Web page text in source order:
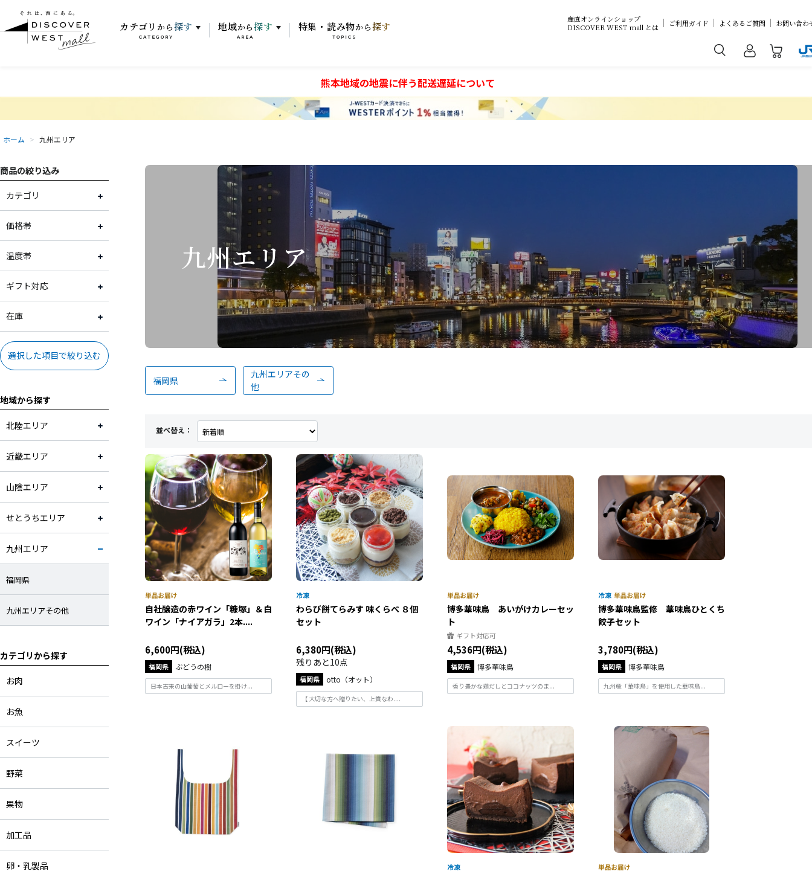
カテゴリ から 探す
CATEGORY
地域から 探す
AREA
特集・読み物から 探す
TOPICS
産直オンラインショップ
DISCOVER WEST mall とは
ご利用ガイド よくあるご質問 お問い合わ
熊本地域の地震に伴う配送遅延について
ホーム > 九州エリア
商品の絞り込み
カテゴリ
お肉
お魚
スイーツ
果物
加工品
調味料
価格帯
～2,000円
2,001円～3,000円
3,001円～4,000円
4,001円～5,000円
10,001円～
温度帯
常温
冷蔵
冷凍
ギフト対応
ギフト対応可
ギフト対応不可
在庫
在庫あり
選択した項目で絞り込む
地域から探す
北陸エリア
近畿エリア
山陰エリア
せとうちエリア
九州エリア
福岡県
九州エリアその他
カテゴリから探す
お肉
お魚
スイーツ
野菜
果物
加工品
卵・乳製品
九州エリア
福岡県
九州エリアその
他
並べ替え：
自社醸造の赤ワイン「糠塚」＆白
ワイン「ナイアガラ」2本....
6,600円(税込)
福岡県 ぶどうの樹
日本古来の山葡萄とメルローを掛け...
わらび餅てらみす 味くらべ ８個
セット
6,380円(税込)
残りあと10点
福岡県 otto（オット）
【 大切な方へ贈りたい、上質なわ....
博多華味鳥 あいがけカレーセッ
ト
ギフト対応可
4,536円(税込)
福岡県 博多華味鳥
香り豊かな鶏だしとココナッツのま...
博多華味鳥監修 華味鳥ひとくち
餃子セット
3,780円(税込)
福岡県 博多華味鳥
九州産「華味鳥」を使用した華味鳥...